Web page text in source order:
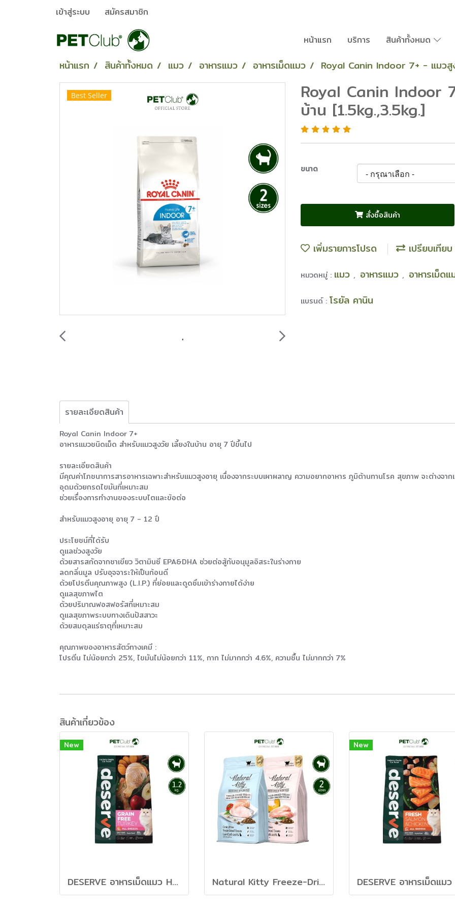
เข้าสู่ระบบ สมัครสมาชิก
หน้าแรก บริการ สินค้าทั้งหมด
หน้าแรก สินค้าทั้งหมด แมว อาหารแมว อาหารเม็ดแมว Royal Canin Indoor 7+ - แมวสู
Best Seller Royal Canin Indoor
บ้าน [1.5kg.,3.5kg.]
ขนาด
สั่งซื้อสินค้า
เพิ่มรายการโปรด เปรียบเทียบ
หมวดหมู่ : แมว , อาหารแมว , อาหารเม็ดแ
แบรนด์ : โรยัล คานิน
รายละเอียดสินค้า
Royal Canin Indoor 7+
อาหารแมวชนิดเม็ด สำหรับแมวสูงวัย เลี้ยงในบ้าน อายุ 7 ปีขึ้นไป
รายละเอียดสินค้า
มีคุณค่าโภชนาการสารอาหารเฉพาะสำหรับแมวสูงอายุ เนื่องจากระบบเผาผลาญ ความอยากอาหาร ภูมิต้านทานโรค สุขภาพ จะต่างจาก
อุดมด้วยกรดไขมันที่เหมาะสม
ช่วยเรื่องการทำงานของระบบไตและข้อต่อ
สำหรับแมวสูงอายุ อายุ 7 - 12 ปี
ประโยชน์ที่ได้รับ
ดูแลช่วงสูงวัย
ด้วยสารสกัดจากชาเขียว วิตามินซี EPA&DHA ช่วยต่อสู้กับอนุมูลอิสระในร่างกาย
ลดกลิ่นมูล ปรับอุจจาระให้เป็นก้อนดี
ด้วยโปรตีนคุณภาพสูง (L.I.P.) ที่ย่อยและดูดซึมเข้าร่างกายได้ง่าย
ดูแลสุขภาพไต
ด้วยปริมาณฟอสฟอรัสที่เหมาะสม
ดูแลสุขภาพระบบทางเดินปัสสาวะ
ด้วยสมดุลแร่ธาตุที่เหมาะสม
คุณภาพของอาหารสัตว์ทางเคมี :
โปรตีน ไม่น้อยกว่า 25%, ไขมันไม่น้อยกว่า 11%, กาก ไม่มากกว่า 4.6%, ความชื้น ไม่มากกว่า 7%
สินค้าเกี่ยวข้อง
New
DESERVE อาหารเม็ดแมว Holistic Grain Free สูตร Natural Kitty Freeze-Dried with Dry Food for Cat - อาหารเม็ดแมวผสมฟรีซดราย
New